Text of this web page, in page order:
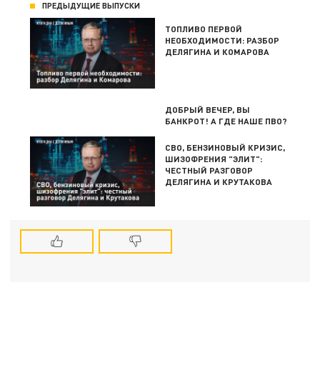
ПРЕДЫДУЩИЕ ВЫПУСКИ
ТОПЛИВО ПЕРВОЙ
НЕОБХОДИМОСТИ: РАЗБОР
ДЕЛЯГИНА И КОМАРОВА
ДОБРЫЙ ВЕЧЕР, ВЫ
БАНКРОТ! А ГДЕ НАШЕ ПВО?
СВО, БЕНЗИНОВЫЙ КРИЗИС,
ШИЗОФРЕНИЯ "ЭЛИТ":
ЧЕСТНЫЙ РАЗГОВОР
ДЕЛЯГИНА И КРУТАКОВА